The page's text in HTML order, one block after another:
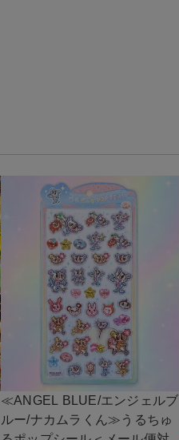
≪ANGEL BLUE/エンジェルブ
ルー/ナカムラくん≫うるちゅ